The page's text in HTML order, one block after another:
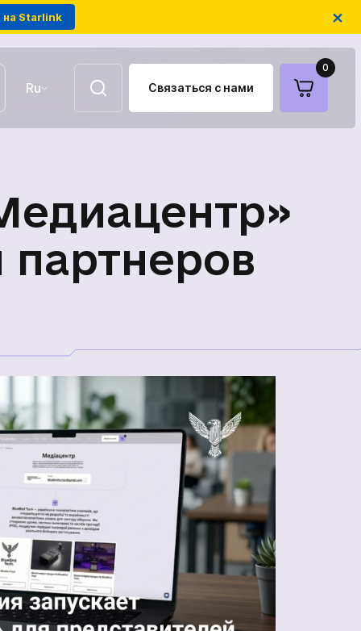
Starlink ×
FPV-дроны на оптоволокне
Модули РЭБ украинского
БпАК
Ru
Связаться с нами
0